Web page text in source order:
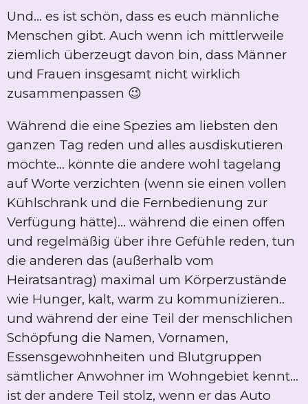
Und... es ist schön, dass es euch männliche
Menschen gibt. Auch wenn ich mittlerweile
ziemlich überzeugt davon bin, dass Männer
und Frauen insgesamt nicht wirklich
zusammenpassen 😉
Während die eine Spezies am liebsten den
ganzen Tag reden und alles ausdiskutieren
möchte... könnte die andere wohl tagelang
auf Worte verzichten (wenn sie einen vollen
Kühlschrank und die Fernbedienung zur
Verfügung hätte)... während die einen offen
und regelmäßig über ihre Gefühle reden, tun
die anderen das (außerhalb vom
Heiratsantrag) maximal um Körperzustände
wie Hunger, kalt, warm zu kommunizieren..
und während der eine Teil der menschlichen
Schöpfung die Namen, Vornamen,
Essensgewohnheiten und Blutgruppen
sämtlicher Anwohner im Wohngebiet kennt...
ist der andere Teil stolz, wenn er das Auto